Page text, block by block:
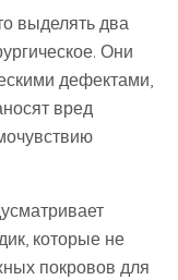
выделять два
Они
дефектами,
вред
которые не
покровов для